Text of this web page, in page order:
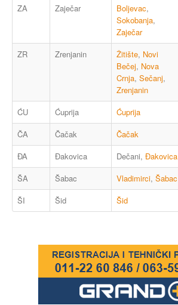
ZA Zaječar Boljevac,
Sokobanja,
Zaječar
ZR
Zrenjanin Žitište, Novi
Bečej, Nova
Crnja, Sečanj,
Zrenjanin
ĆU
Ćuprija
Ćuprija
ČA
Čačak
Čačak
ĐA
Đakovica Dečani, Đakovica
ŠA
Šabac Vladimirci, Šabac
ŠI
Šid Šid